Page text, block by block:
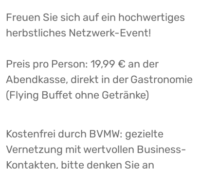
Freuen Sie sich auf ein hochwertiges
herbstliches Netzwerk-Event!
Preis pro Person: 19,99 € an der
Abendkasse, direkt in der Gastronomie
(Flying Buffet ohne Getränke)
Kostenfrei durch BVMW: gezielte
Vernetzung mit wertvollen Business-
Kontakten, bitte denken Sie an